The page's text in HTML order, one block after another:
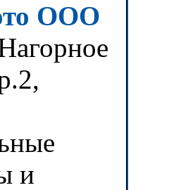
ООО
и